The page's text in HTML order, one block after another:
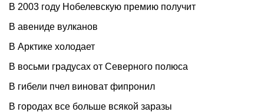
В 2003 году Нобелевскую премию получит
В авениде вулканов
В Арктике холодает
В восьми градусах от Северного полюса
В гибели пчел виноват фипронил
В городах все больше всякой заразы